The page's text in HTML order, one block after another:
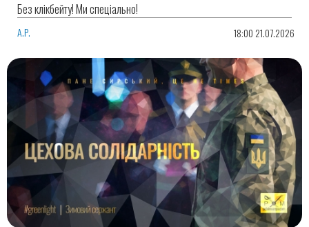
Без клікбейту! Ми спеціально!
А.Р. 18:00 21.07.2026